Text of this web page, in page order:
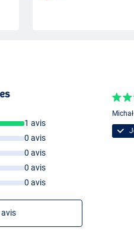
1 avis
0 avis
0 avis
0 avis
0 avis